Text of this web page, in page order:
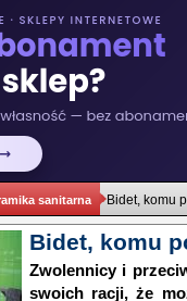
sanitarna Bidet, komu
Bidet, komu
Zwolennicy i
swoich racji, że